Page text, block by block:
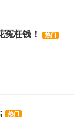
冤枉钱！ 热门
热门